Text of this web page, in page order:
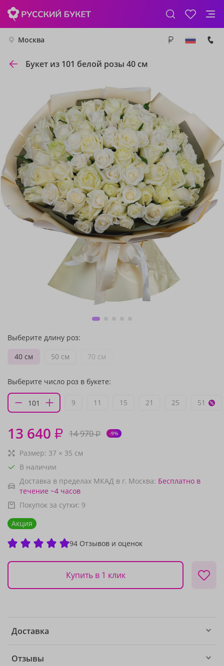
Москва
Букет из 101 белой розы 40 см
Выберите длину роз:
40 см
50 см 70 см
Выберите число роз в букете:
9 11 15 21 25 51
13 640 ₽ 14 970₽ -9%
Размер: 37 × 35 см
В наличии
Доставка в пределах МКАД в г. Москва: Бесплатно в
течение ~4 часов
Покупок за сутки: 9
Акция
94 Отзывов и оценок
Купить в 1 клик
Доставка
Отзывы